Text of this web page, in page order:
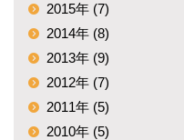
2015年 (7)
2014年 (8)
2013年 (9)
2012年 (7)
2011年 (5)
2010年 (5)